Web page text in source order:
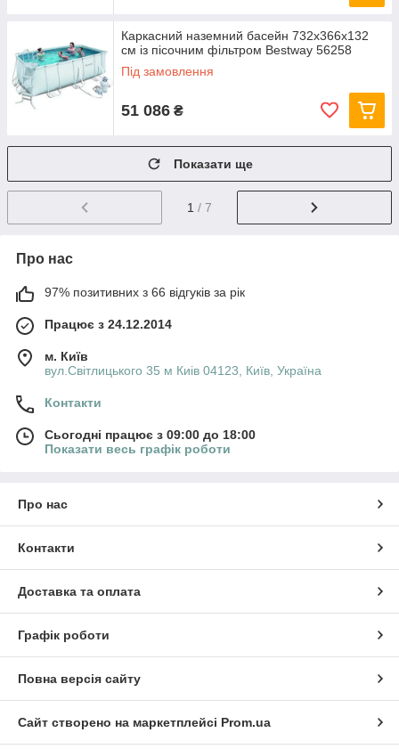
Каркасний наземний басейн 732x366х132
см із пісочним фільтром Bestway 56258
Під замовлення
51 086 ₴
Показати ще
1 / 7
Про нас
97% позитивних з 66 відгуків за рік
Працює з 24.12.2014
м. Київ
вул.Світлицького 35 м Киів 04123, Київ, Україна
Контакти
Сьогодні працює з 09:00 до 18:00
Показати весь графік роботи
Про нас
Контакти
Доставка та оплата
Графік роботи
Повна версія сайту
Сайт створено на маркетплейсі Prom.ua